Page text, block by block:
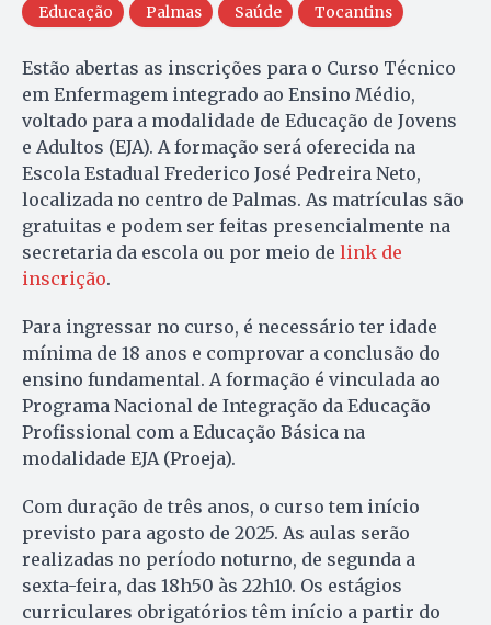
Educação Palmas Saúde Tocantins
Estão abertas as inscrições para o Curso Técnico
em Enfermagem integrado ao Ensino Médio,
voltado para a modalidade de Educação de Jovens
e Adultos (EJA). A formação será oferecida na
Escola Estadual Frederico José Pedreira Neto,
localizada no centro de Palmas. As matrículas são
gratuitas e podem ser feitas presencialmente na
secretaria da escola ou por meio de link de
inscrição.
Para ingressar no curso, é necessário ter idade
mínima de 18 anos e comprovar a conclusão do
ensino fundamental. A formação é vinculada ao
Programa Nacional de Integração da Educação
Profissional com a Educação Básica na
modalidade EJA (Proeja).
Com duração de três anos, o curso tem início
previsto para agosto de 2025. As aulas serão
realizadas no período noturno, de segunda a
sexta-feira, das 18h50 às 22h10. Os estágios
curriculares obrigatórios têm início a partir do